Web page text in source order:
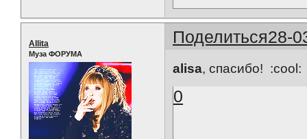
Поделиться28-
Allita
Муза ФОРУМА
alisa, спасибо! :cool:
0